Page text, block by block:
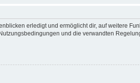
erledigt und ermöglicht dir, auf weitere
und die verwandten